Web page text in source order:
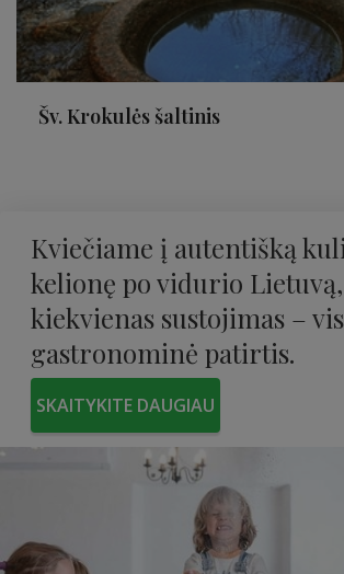
Šv. Krokulės šaltinis
Kviečiame į autentišką
kelionę po vidurio
kiekvienas sustojimas –
gastronominė patirtis.
SKAITYKITE DAUGIAU